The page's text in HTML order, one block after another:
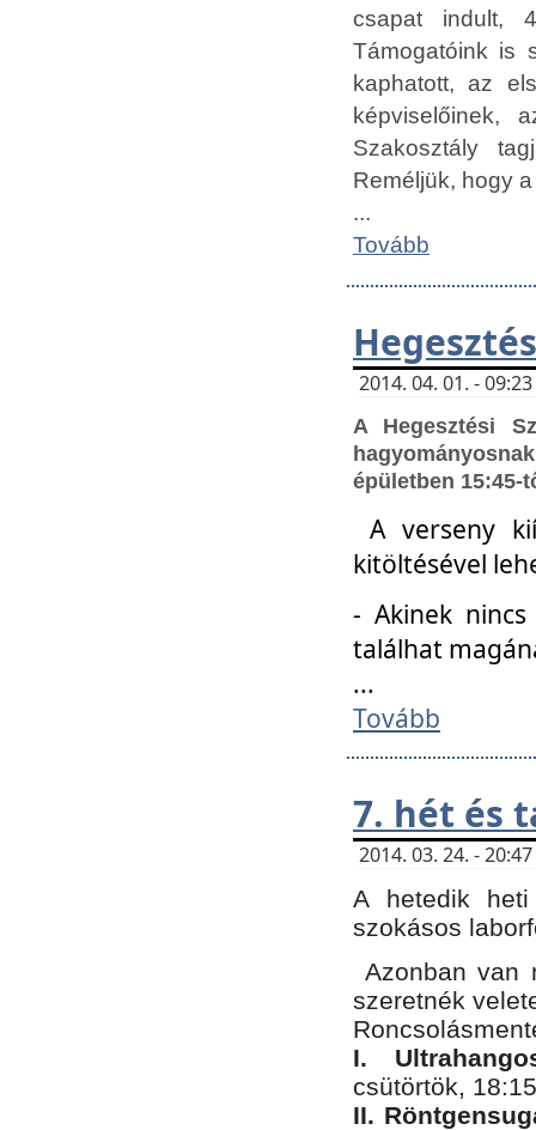
csapat indult,
Támogatóink is
kaphatott, az
képviselőinek,
Szakosztály
Reméljük, hogy
...
Tovább
2014. 04. 01. -
A Hegesztési
épületben 15:45-
A verseny
kitöltésével
- Akinek
találhat
...
Tovább
7. hét és
2014. 03. 24. -
A hetedik
szokásos
Azonban van
szeretnék
I.
csütörtök,
II.